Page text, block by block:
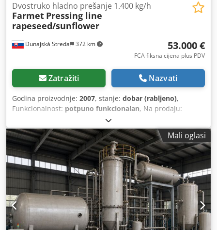
Dunajská Streda 372 km
Dvostruko hladno prešanje 1.400 kg/h
Farmet Pressing line
rapeseed/sunflower
53.000 €
FCA fiksna cijena plus PDV
Zatražiti Nazvati
Godina proizvodnje: 2007, stanje: dobar (rabljeno),
Funkcionalnost: potpuno funkcionalan, Na prodaju:
kompletna Farmet dvostupanjska linija za hladno prešanje
ulja za repicu i suncokret. Proizvođač: Farmet Glavna
oprema: FS1000 predpreša + FS1000 završna preša Motor
predpreše: 55 kW Motor završne preše: 45 kW Filtracija:
automatski sustav za filtraciju ulja, cca 10 m² Kapacitet: do
cca 1.400 kg/h, ovisno o kvaliteti, vlazi, temperaturi i
postavkama rada Dnevni kapacitet: do cca 32 t/24 h Stanje:
rabljeno, potpuno funkcionalno Lokacija: Slovačka, EU
Linija je namijenjena za dvostruko hladno prešanje
sjemena s visokim udjelom ulja poput repice i suncokreta.
U kompletu: - Farmet FS1000 predpreša - Farmet FS1000
Mali oglasi